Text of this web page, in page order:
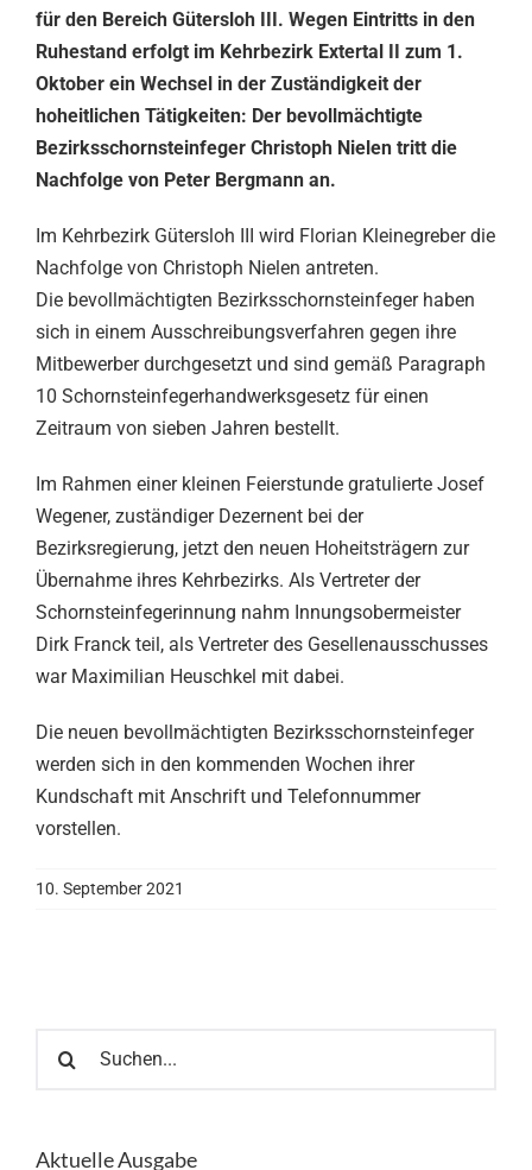
für den Bereich Gütersloh III. Wegen Eintritts in den
Ruhestand erfolgt im Kehrbezirk Extertal II zum 1.
Oktober ein Wechsel in der Zuständigkeit der
hoheitlichen Tätigkeiten: Der bevollmächtigte
Bezirksschornsteinfeger Christoph Nielen tritt die
Nachfolge von Peter Bergmann an.
Im Kehrbezirk Gütersloh III wird Florian Kleinegreber die
Nachfolge von Christoph Nielen antreten.
Die bevollmächtigten Bezirksschornsteinfeger haben
sich in einem Ausschreibungsverfahren gegen ihre
Mitbewerber durchgesetzt und sind gemäß Paragraph
10 Schornsteinfegerhandwerksgesetz für einen
Zeitraum von sieben Jahren bestellt.
Im Rahmen einer kleinen Feierstunde gratulierte Josef
Wegener, zuständiger Dezernent bei der
Bezirksregierung, jetzt den neuen Hoheitsträgern zur
Übernahme ihres Kehrbezirks. Als Vertreter der
Schornsteinfegerinnung nahm Innungsobermeister
Dirk Franck teil, als Vertreter des Gesellenausschusses
war Maximilian Heuschkel mit dabei.
Die neuen bevollmächtigten Bezirksschornsteinfeger
werden sich in den kommenden Wochen ihrer
Kundschaft mit Anschrift und Telefonnummer
vorstellen.
10. September 2021
nach:
Aktuelle Ausgabe